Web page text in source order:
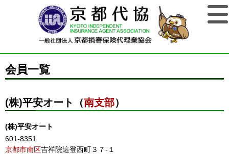
会員一覧
(株)平安オート（南支部）
(株)平安オート
601-8351
京都市南区吉祥院這登西町３７-１